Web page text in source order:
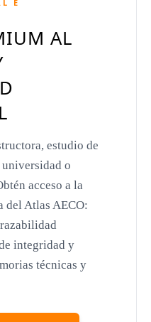
E
AL
estudio de
o
acceso a la
del Atlas AECO:
integridad y
técnicas y